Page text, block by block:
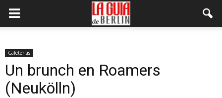
Cafeterias
Un brunch en Roamers
(Neukölln)